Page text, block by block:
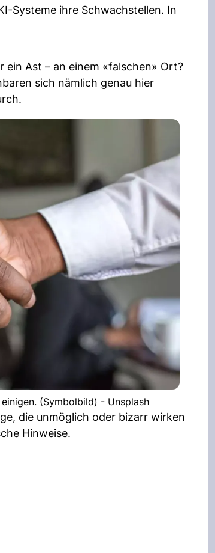
Systeme ihre Schwachstellen. In
ein Ast – an einem «falschen» Ort?
sich nämlich genau hier
(Symbolbild) - Unsplash
die unmöglich oder bizarr wirken
Hinweise.